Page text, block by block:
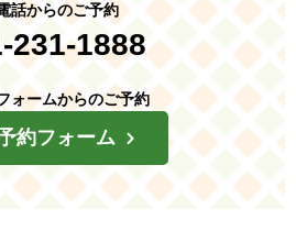
話からのご予約
231-1888
ォームからのご予約
約フォーム